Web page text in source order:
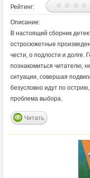
Рейтинг:
Описание:
В настоящий сборник
остросюжетные
чести, о подлости и долге.
познакомиться читателю,
ситуации, совершая
безусловно идут по
проблема выбора.
Читать